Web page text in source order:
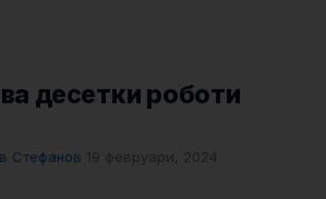
десетки роботи
Стефанов 19 февруари, 2024